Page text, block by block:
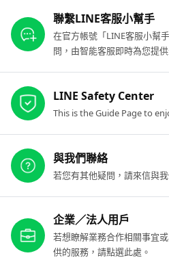
聯繫LINE客服小幫手
在官方帳號「LINE客服小幫
問，由智能客服即時為您提
LINE Safety Center
This is the Guide Page to
與我們聯絡
若您有其他疑問，請來信與我
企業／法人用戶
若想瞭解業務合作相關事宜
供的服務，請點選此處。